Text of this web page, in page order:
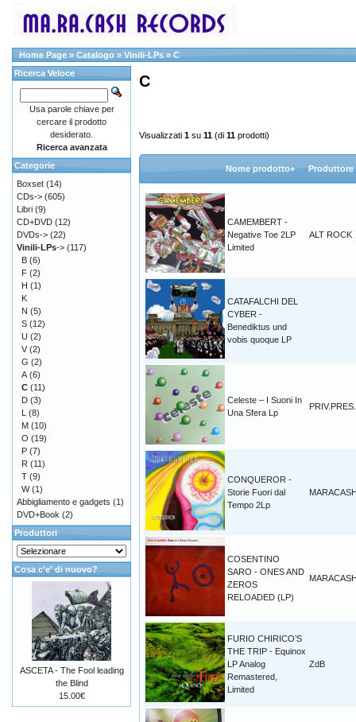
Home Page » Catalogo » Vinili-LPs » C
C
Visualizzati 1 su 11 (di 11 prodotti)
Nome prodotto+ Produttore
CAMEMBERT -
Negative Toe 2LP
Limited
ALT ROCK
CATAFALCHI DEL
CYBER -
Benediktus und
vobis quoque LP
Celeste – I Suoni In
Una Sfera Lp
PRIV.PRES.
CONQUEROR -
Storie Fuori dal
Tempo 2Lp
COSENTINO
SARO - ONES AND
ZEROS
RELOADED (LP)
FURIO CHIRICO’S
THE TRIP - Equinox
LP Analog
Remastered,
Limited
ZdB
Ricerca Veloce
Usa parole chiave per
cercare il prodotto
desiderato.
Ricerca avanzata
Categorie
Boxset (14)
CDs-> (605)
Libri (9)
CD+DVD (12)
DVDs-> (22)
Vinili-LPs-> (117)
B (6)
F (2)
H (1)
K
N (5)
S (12)
U (2)
V (2)
G (2)
A (6)
C (11)
D (3)
L (8)
M (10)
O (19)
P (7)
R (11)
T (9)
W(1)
Abbigliamento e gadgets (1)
DVD+Book (2)
Produttori
Cosa c'e' di nuovo?
ASCETA - The Fool leading
the Blind
15.00€